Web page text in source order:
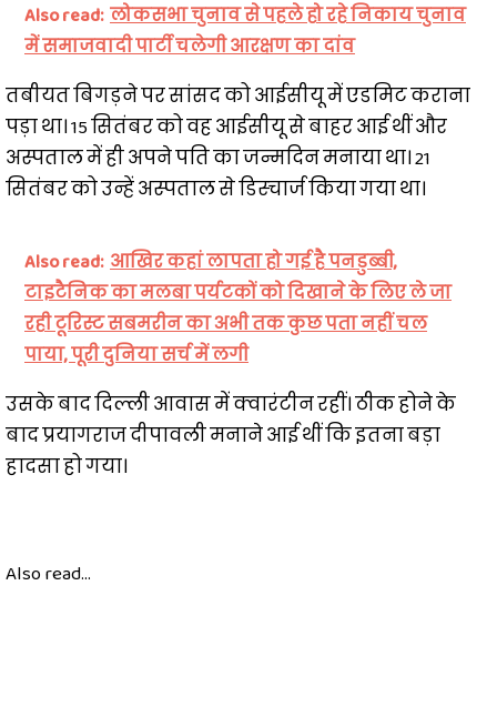
Also read: लोकसभा चुनाव से पहले हो रहे निकाय चुनाव
में समाजवादी पार्टी चलेगी आरक्षण का दांव
तबीयत बिगड़ने पर सांसद को आईसीयू में एडमिट कराना
पड़ा था। 15 सितंबर को वह आईसीयू से बाहर आई थीं और
अस्पताल में ही अपने पति का जन्मदिन मनाया था। 21
सितंबर को उन्हें अस्पताल से डिस्चार्ज किया गया था।
Also read: आखिर कहां लापता हो गई है पनडुब्बी,
टाइटैनिक का मलबा पर्यटकों को दिखाने के लिए ले जा
रही टूरिस्ट सबमरीन का अभी तक कुछ पता नहीं चल
पाया, पूरी दुनिया सर्च में लगी
उसके बाद दिल्ली आवास में क्वारंटीन रहीं। ठीक होने के
बाद प्रयागराज दीपावली मनाने आई थीं कि इतना बड़ा
हादसा हो गया।
Also read...